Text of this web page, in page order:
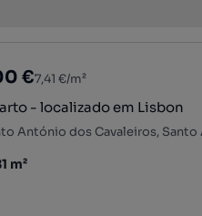
€7,41 €/m²
- localizado em Lisbon
por metro quadrado
m²